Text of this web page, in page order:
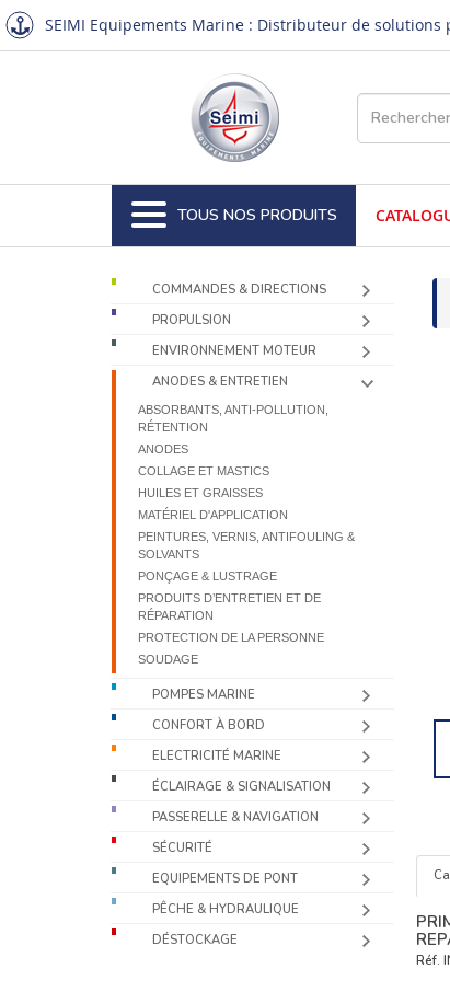
SEIMI Equipements Marine : Distributeur de
TOUS NOS PRODUITS
COMMANDES & DIRECTIONS
PROPULSION
ENVIRONNEMENT MOTEUR
ANODES & ENTRETIEN
ABSORBANTS, ANTI-POLLUTION,
RÉTENTION
ANODES
COLLAGE ET MASTICS
HUILES ET GRAISSES
MATÉRIEL D'APPLICATION
PEINTURES, VERNIS, ANTIFOULING &
SOLVANTS
PONÇAGE & LUSTRAGE
PRODUITS D’ENTRETIEN ET DE
RÉPARATION
PROTECTION DE LA PERSONNE
SOUDAGE
POMPES MARINE
CONFORT À BORD
ELECTRICITÉ MARINE
ÉCLAIRAGE & SIGNALISATION
PASSERELLE & NAVIGATION
SÉCURITÉ
EQUIPEMENTS DE PONT
PÊCHE & HYDRAULIQUE
DÉSTOCKAGE
Réf.